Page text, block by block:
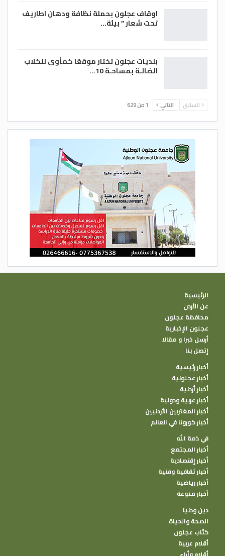
اوقاف عجلون بحملة نظافة ودهان اطاريف
تحت شعار ” بيئة…
بلديات عجلون تختار موقعًا كمأوى للكلاب
الضالـة بمساحـة 10…
السابق التالي 1 من 629
الرئيسية
عن الأردن
محافظة عجلون
عجلون الإخبارية
أرسل خبرا و مقالا
إتصل بنا
أخبار رئيسية
أخبار عجلونية
أخبار أردنية
أخبار عربية ودولية
أخبار المغتربين الأردنيين
أخبار كورونا في العالم
في ذمة الله
أخبار المجتمع
أخبار إقتصادية
أخبار ثقافية وفنية
أخبار رياضية
أخبار منوعة
دين ودنيا
الصحة والحياة
كتًاب عجلون
أقلام عربية